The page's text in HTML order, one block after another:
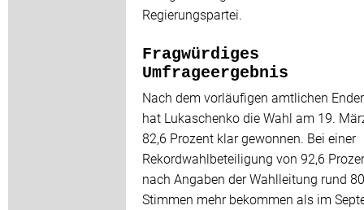
Regierungspartei.
Fragwürdiges
Umfrageergebnis
Nach dem vorläufigen amtlichen
hat Lukaschenko die Wahl am 19.
82,6 Prozent klar gewonnen. Bei einer
Rekordwahlbeteiligung von 92,6
nach Angaben der Wahlleitung rund
Stimmen mehr bekommen als im